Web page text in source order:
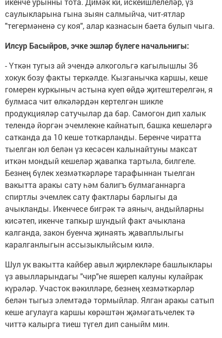
саулыкларына гына зыян салмыйча, чит-ятлар
"тегермәненә су коя", алар казнасын баета булып чыга.
Илсур Басыйров, эчке эшләр бүлеге начальнигы:
- Үткән тугыз ай эчендә алкогольгә кагылышлы 36
хокук бозу факты теркәлде. Кызганычка каршы, кеше
гомерен куркыныч астына куеп өйдә җитештерелгән, я
булмаса чит өлкәләрдән кертелгән шикле
продукцияләр сатучылар да бар. Самогон дип халык
телендә йоргән эчемлекне кайнатып, башка кешеләргә
сатканда да 10 кеше тоткарланды. Беренче чиратта
тыелган юл белән үз кесәсен калынайтуны максат
иткән мондый кешеләр җавапка тартыла, билгеле.
Безнең бүлек хезмәткәрләре тарафыннан тыелган
вакытта аракы сату һәм балигъ булмаганнарга
спиртлы эчемлек сату фактлары барлыгы да
ачыкланды. Икенчесе бигрәк тә аяныч, андыйларны
кисәтеп, икенче тапкыр шундый факт ачыклана
калганда, закон буенча җинаять җаваплылыгы
каралганлыгын ассызыклыйсым килә.
Шул ук вакытта кайбер авыл җирлекләре башлыклары
үз авылларындагы "чир"не яшереп калуны кулайрак
күрәләр. Участок вәкилләре, безнең хезмәткәрләр
белән тыгыз элемтәдә тормыйлар. Ялган аракы сатып
кеше агулауга каршы көрәштән җәмәгатьчелек тә
читтә калырга тиеш түгел дип саныйм мин.